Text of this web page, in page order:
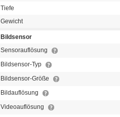
Tiefe
Gewicht
Bildsensor
Sensorauflösung
Bildsensor-Typ
Bildsensor-Größe
Bildauflösung
Videoauflösung